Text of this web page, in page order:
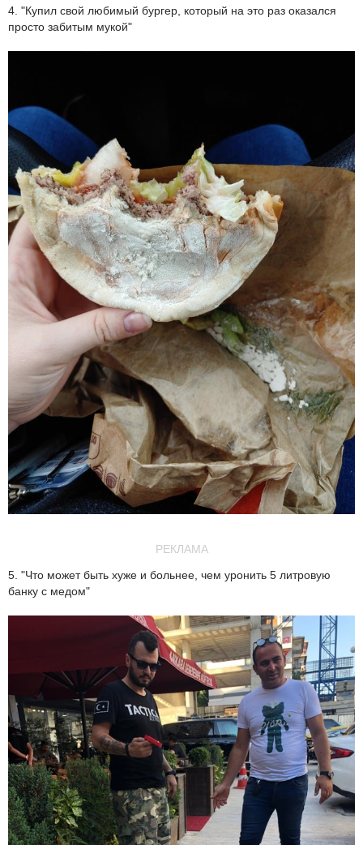
4. "Купил свой любимый бургер, который на это раз оказался
просто забитым мукой"
РЕКЛАМА
5. "Что может быть хуже и больнее, чем уронить 5 литровую
банку с медом"